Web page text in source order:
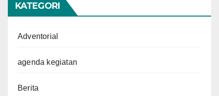
KATEGORI
Adventorial
agenda kegiatan
Berita